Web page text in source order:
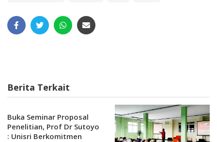
Berita Terkait
Buka Seminar Proposal
Penelitian, Prof Dr Sutoyo
: Unisri Berkomitmen